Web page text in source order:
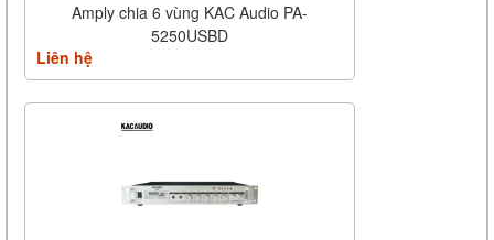
Amply chia 6 vùng KAC Audio PA-
5250USBD
Liên hệ